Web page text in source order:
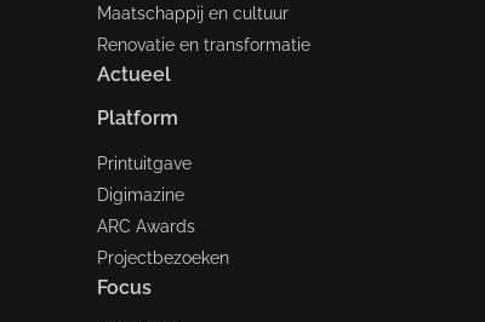
Maatschappij en cultuur
Renovatie en transformatie
Actueel
Platform
Printuitgave
Digimazine
ARC Awards
Projectbezoeken
Focus